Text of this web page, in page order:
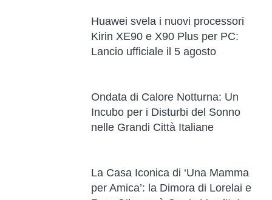
Huawei svela i nuovi processori
Kirin XE90 e X90 Plus per PC:
Lancio ufficiale il 5 agosto
Ondata di Calore Notturna: Un
Incubo per i Disturbi del Sonno
nelle Grandi Città Italiane
La Casa Iconica di ‘Una Mamma
per Amica’: la Dimora di Lorelai e